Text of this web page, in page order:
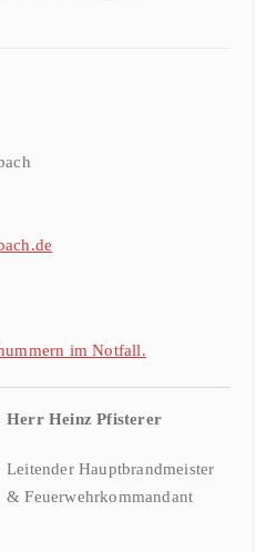
im Notfall.
Herr Heinz Pfisterer
Leitender Hauptbrandmeister
& Feuerwehrkommandant